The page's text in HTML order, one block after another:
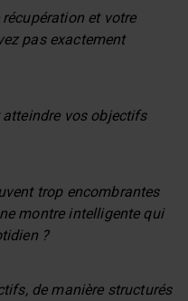
et votre
pas exactement
vos objectifs
trop encombrantes
montre intelligente qui
?
de manière structurés